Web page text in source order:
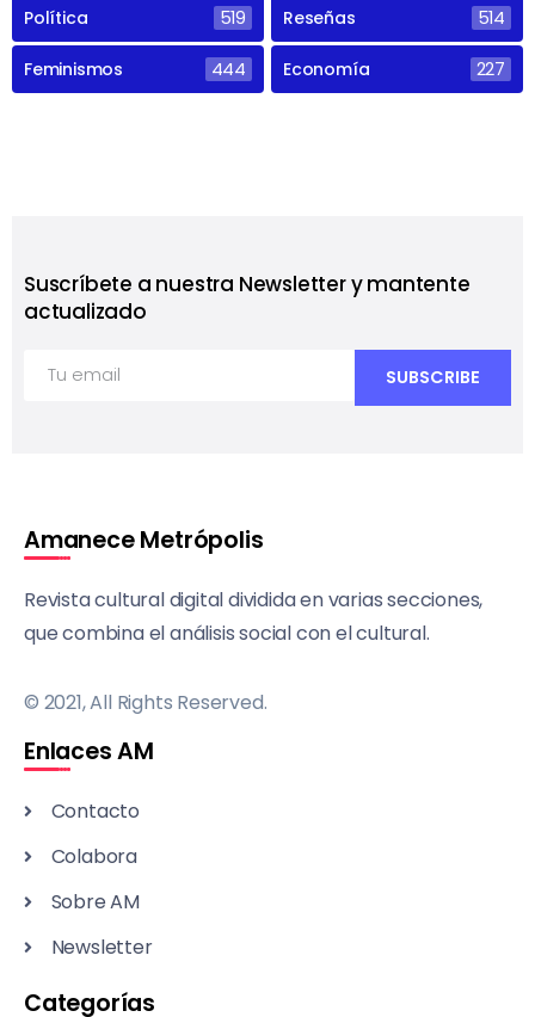
Política 519 Reseñas 514
Feminismos 444 Economía 227
Suscríbete a nuestra Newsletter y mantente
actualizado
Amanece Metrópolis
Revista cultural digital dividida en varias secciones,
que combina el análisis social con el cultural.
© 2021, All Rights Reserved.
Enlaces AM
Contacto
Colabora
Sobre AM
Newsletter
Categorías